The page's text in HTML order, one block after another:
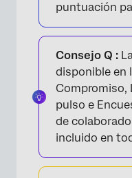
puntuación
Consejo Q :
disponible en
Compromiso,
pulso e
de
incluido en